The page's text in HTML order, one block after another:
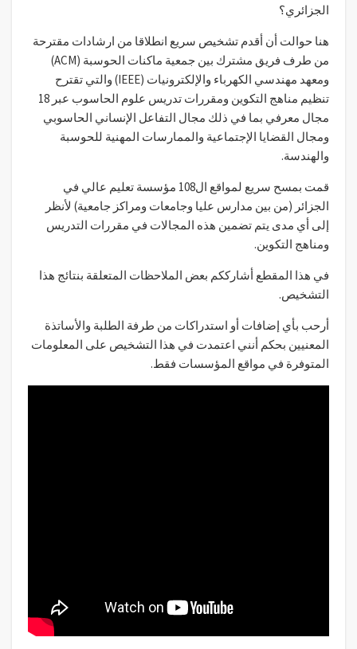
الجزائري؟
هنا حوالت أن أقدم تشخيص سريع انطلاقا من ارشادات مقترحة
من طرف فريق مشترك بين جمعية ماكنات الحوسبة (ACM)
ومعهد مهندسي الكهرباء والإلكترونيات (IEEE) والتي تقترح
تنظيم مناهج التكوين ومقررات تدريس علوم الحاسوب عبر 18
مجال معرفي بما في ذلك مجال التفاعل الإنساني الحاسوبي
ومجال القضايا الإجتماعية والممارسات المهنية للحوسبة
والهندسة.
قمت بمسح سريع لمواقع ال108 مؤسسة تعليم عالي في
الجزائر (من بين مدارس عليا وجامعات ومراكز جامعية) لأنظر
إلى أي مدى يتم تضمين هذه المجالات في مقررات التدريس
ومناهج التكوين.
في هذا المقطع أشارككم بعض الملاحظات المتعلقة بنتائج هذا
التشخيص.
أرحب بأي إضافات أو استدراكات من طرفة الطلبة والأساتذة
المعنيين بحكم أنني اعتمدت في هذا التشخيص على المعلومات
المتوفرة في مواقع المؤسسات فقط.